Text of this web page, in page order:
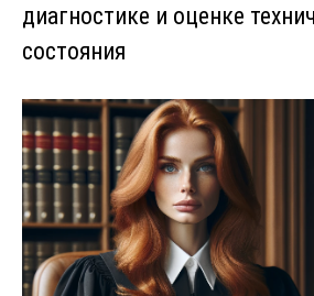
диагностике и оценке
состояния